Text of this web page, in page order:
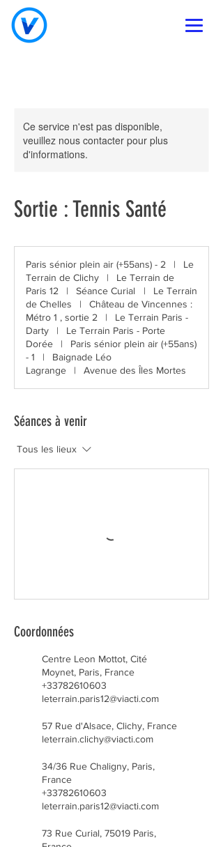
Ce service n'est pas disponible,
veuillez nous contacter pour plus
d'informations.
Sortie : Tennis Santé
Paris sénior plein air (+55ans) - 2 |
Le
Terrain de Clichy
|
Le Terrain de
Paris 12
| Séance Curial |
Le Terrain
de Chelles
|
Château de Vincennes :
Métro 1 , sortie 2
|
Le Terrain Paris -
Darty
|
Le Terrain Paris - Porte
Dorée
|
Paris sénior plein air (+55ans)
- 1
|
Baignade Léo
Lagrange
| Avenue des Îles Mortes
Séances à venir
Tous les lieux
Coordonnées
Centre Leon Mottot, Cité
Moynet, Paris, France
+33782610603
leterrain.paris12@viacti.com
57 Rue d'Alsace, Clichy, France
leterrain.clichy@viacti.com
34/36 Rue Chaligny, Paris,
France
+33782610603
leterrain.paris12@viacti.com
73 Rue Curial, 75019 Paris,